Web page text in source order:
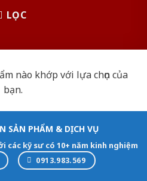
LỌC
nào khớp với lựa chọn của
bạn.
SẢN PHẨM & DỊCH VỤ
kỹ sư có 10+ năm kinh nghiệm
0913.983.569